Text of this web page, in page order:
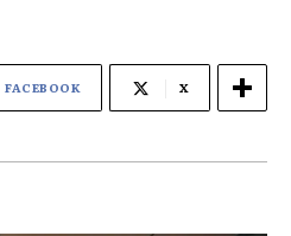
FACEBOOK X